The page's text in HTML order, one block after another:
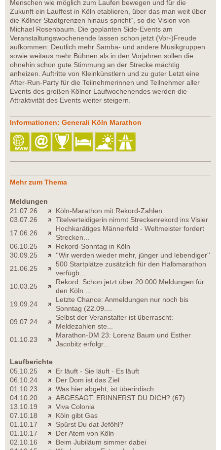
Menschen wie möglich zum Laufen bewegen und für die
Zukunft ein Lauffest in Köln etablieren, über das man weit über
die Kölner Stadtgrenzen hinaus spricht“, so die Vision von
Michael Rosenbaum. Die geplanten Side-Events am
Veranstaltungswochenende lassen schon jetzt (Vor-)Freude
aufkommen: Deutlich mehr Samba- und andere Musikgruppen
sowie weitaus mehr Bühnen als in den Vorjahren sollen die
ohnehin schon gute Stimmung an der Strecke mächtig
anheizen. Auftritte von Kleinkünstlern und zu guter Letzt eine
After-Run-Party für die Teilnehmerinnen und Teilnehmer aller
Events des großen Kölner Laufwochenendes werden die
Attraktivität des Events weiter steigern.
Informationen: Generali Köln Marathon
Mehr zum Thema
Meldungen
21.07.26
Köln-Marathon mit Rekord-Zahlen
03.07.26
Titelverteidigerin nimmt Streckenrekord ins Visier
17.06.26
Hochkarätiges Männerfeld - Weltmeister fordert
Strecken...
06.10.25
Rekord-Sonntag in Köln
30.09.25
''Wir werden wieder mehr, jünger und lebendiger''
21.06.25
500 Startplätze zusätzlich für den Halbmarathon
verfügb...
10.03.25
Rekord: Schon jetzt über 20.000 Meldungen für
den Köln ...
19.09.24
Letzte Chance: Anmeldungen nur noch bis
Sonntag (22.09....
09.07.24
Selbst der Veranstalter ist überrascht:
Meldezahlen ste...
01.10.23
Marathon-DM 23: Lorenz Baum und Esther
Jacobitz erfolgr...
Laufberichte
05.10.25
Er läuft - Sie läuft - Es läuft
06.10.24
Der Dom ist das Ziel
01.10.23
Was hier abgeht, ist überirdisch
04.10.20
ABGESAGT: ERINNERST DU DICH? (67)
13.10.19
Viva Colonia
07.10.18
Köln gibt Gas
01.10.17
Spürst Du dat Jeföhl?
01.10.17
Der Atem von Köln
02.10.16
Beim Jubiläum simmer dabei